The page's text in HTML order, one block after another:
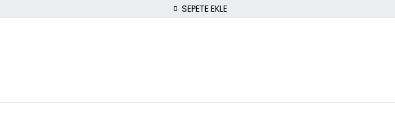
SEPETE EKLE